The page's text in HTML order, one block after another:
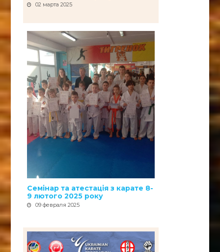
02 марта 2025
Семінар та атестація з карате 8-
9 лютого 2025 року
09 февраля 2025